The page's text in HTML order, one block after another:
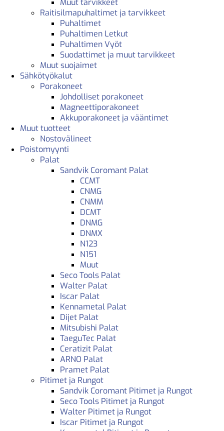
Muut tarvikkeet
Raitisilmapuhaltimet ja tarvikkeet
Puhaltimet
Puhaltimen Letkut
Puhaltimen Vyöt
Suodattimet ja muut tarvikkeet
Muut suojaimet
Sähkötyökalut
Porakoneet
Johdolliset porakoneet
Magneettiporakoneet
Akkuporakoneet ja vääntimet
Muut tuotteet
Nostovälineet
Poistomyynti
Palat
Sandvik Coromant Palat
CCMT
CNMG
CNMM
DCMT
DNMG
DNMX
N123
N151
Muut
Seco Tools Palat
Walter Palat
Iscar Palat
Kennametal Palat
Dijet Palat
Mitsubishi Palat
TaeguTec Palat
Ceratizit Palat
ARNO Palat
Pramet Palat
Pitimet ja Rungot
Sandvik Coromant Pitimet ja Rungot
Seco Tools Pitimet ja Rungot
Walter Pitimet ja Rungot
Iscar Pitimet ja Rungot